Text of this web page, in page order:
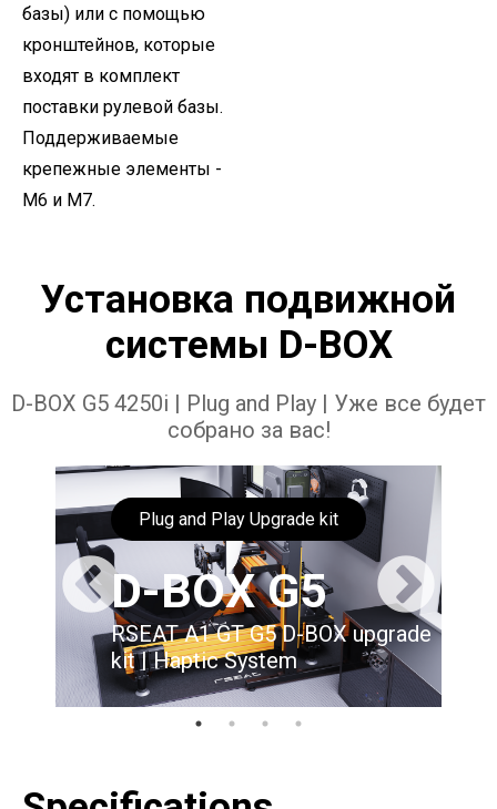
базы) или с помощью
кронштейнов, которые
входят в комплект
поставки рулевой базы.
Поддерживаемые
крепежные элементы -
M6 и M7.
Установка подвижной
системы D-BOX
D-BOX G5 4250i | Plug and Play | Уже все будет
собрано за вас!
Plug and Play Upgrade kit
D-BOX G5
RSEAT A1 GT G5 D-BOX upgrade
kit | Haptic System